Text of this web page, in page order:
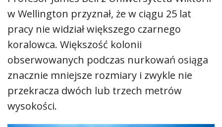
w Wellington przyznał, że w ciągu 25 lat
pracy nie widział większego czarnego
koralowca. Większość kolonii
obserwowanych podczas nurkowań osiąga
znacznie mniejsze rozmiary i zwykle nie
przekracza dwóch lub trzech metrów
wysokości.